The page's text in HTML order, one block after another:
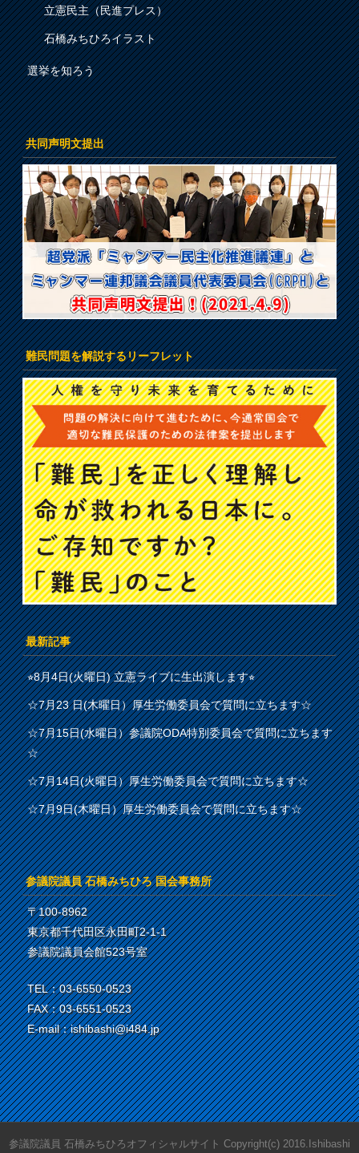
立憲民主（民進プレス）
石橋みちひろイラスト
選挙を知ろう
共同声明文提出
難民問題を解説するリーフレット
最新記事
⭐︎8月4日(火曜日) 立憲ライブに生出演します⭐︎
☆7月23 日(木曜日）厚生労働委員会で質問に立ちます☆
☆7月15日(水曜日）参議院ODA特別委員会で質問に立ちます
☆
☆7月14日(火曜日）厚生労働委員会で質問に立ちます☆
☆7月9日(木曜日）厚生労働委員会で質問に立ちます☆
参議院議員 石橋みちひろ 国会事務所
〒100-8962
東京都千代田区永田町2-1-1
参議院議員会館523号室
TEL：03-6550-0523
FAX：03-6551-0523
E-mail：ishibashi@i484.jp
参議院議員 石橋みちひろオフィシャルサイト Copyright(c) 2016.Ishibashi